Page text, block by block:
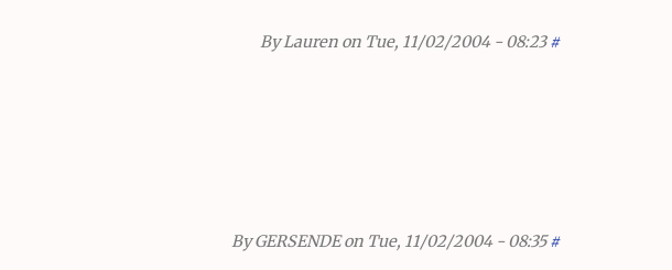
ByLauren on Tue, 11/02/2004 - 08:23 #
ByGERSENDEon Tue, 11/02/2004 - 08:35 #